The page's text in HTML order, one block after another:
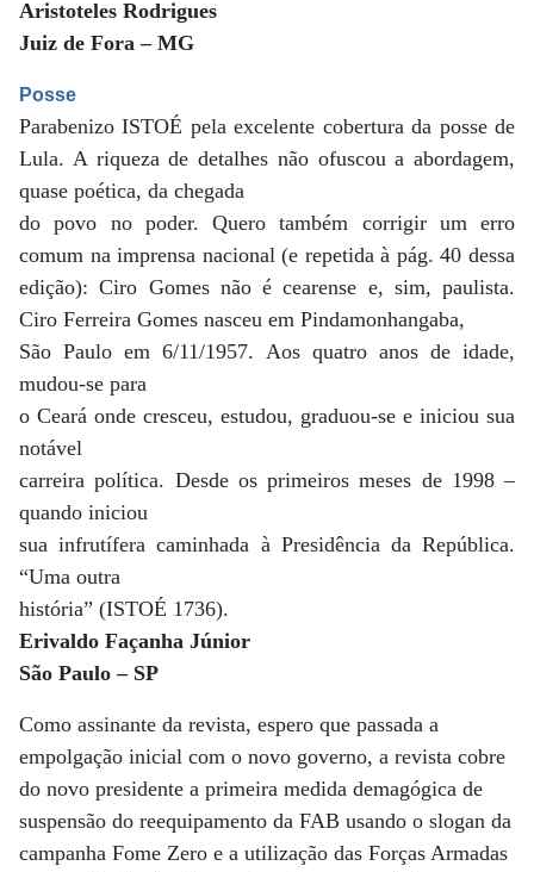
Aristoteles Rodrigues
Juiz de Fora – MG
Posse
Parabenizo ISTOÉ pela excelente cobertura da posse de
Lula. A riqueza de detalhes não ofuscou a abordagem,
quase poética, da chegada
do povo no poder. Quero também corrigir um erro
comum na imprensa nacional (e repetida à pág. 40 dessa
edição): Ciro Gomes não é cearense e, sim, paulista.
Ciro Ferreira Gomes nasceu em Pindamonhangaba,
São Paulo em 6/11/1957. Aos quatro anos de idade,
mudou-se para
o Ceará onde cresceu, estudou, graduou-se e iniciou sua
notável
carreira política. Desde os primeiros meses de 1998 –
quando iniciou
sua infrutífera caminhada à Presidência da República.
“Uma outra
história” (ISTOÉ 1736).
Erivaldo Façanha Júnior
São Paulo – SP
Como assinante da revista, espero que passada a
empolgação inicial com o novo governo, a revista cobre
do novo presidente a primeira medida demagógica de
suspensão do reequipamento da FAB usando o slogan da
campanha Fome Zero e a utilização das Forças Armadas